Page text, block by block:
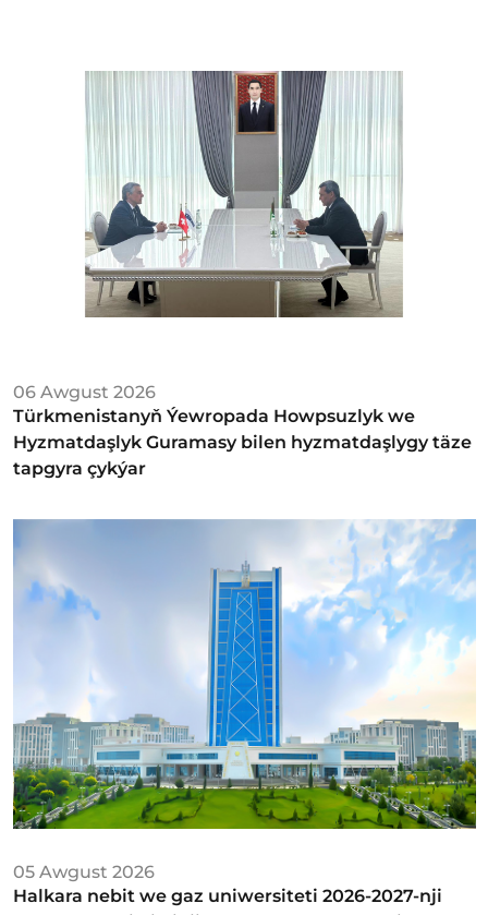
06 Awgust 2026
Türkmenistanyň Ýewropada Howpsuzlyk we
Hyzmatdaşlyk Guramasy bilen hyzmatdaşlygy täze
tapgyra çykýar
05 Awgust 2026
Halkara nebit we gaz uniwersiteti 2026-2027-nji